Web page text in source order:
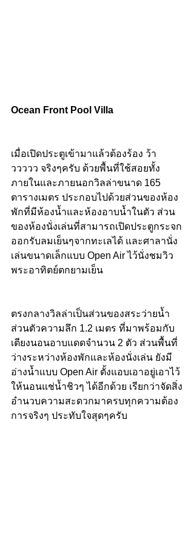
Ocean Front Pool Villa
เมื่อเปิดประตูเข้ามาแล้วต้องร้อง ว้า
ววววว จริงๆครับ ด้วยพื้นที่ใช้สอยทั้ง
ภายในและภายนอกวิลล่าขนาด 165
ตารางเมตร ประกอบไปด้วยส่วนของห้อง
พักที่มีห้องน้ำและห้องอาบน้ำในตัว ส่วน
ของห้องนั่งเล่นที่สามารถเปิดประตูกระจก
ออกรับลมเย็นๆจากทะเลได้ และศาลานั่ง
เล่นขนาดเล็กแบบ Open Air ไว้นั่งชมวิว
พระอาทิตย์ตกยามเย็น
ตรงกลางวิลล่าเป็นส่วนของสระว่ายน้ำ
ส่วนตัวความลึก 1.2 เมตร ที่มาพร้อมกับ
เตียงนอนอาบแดดจำนวน 2 ตัว ส่วนพื้นที่
ว่างระหว่างห้องพักและห้องนั่งเล่น ยังมี
อ่างน้ำแบบ Open Air ตั้งแอบเอาอยู่เอาไว้
ให้นอนแช่น้ำชิวๆ ได้อีกด้วย เรียกว่าจัดสิ่ง
อำนวบความสะดวกมาครบทุกความต้อง
การจริงๆ ประทับใจสุดๆครับ